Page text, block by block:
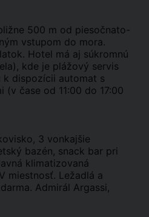
500 m od piesočnato-
vstupom do mora.
Hotel má aj súkromnú
kde je plážový servis
k dispozícii automat s
(v čase od 11:00 do 17:00
3 vonkajšie
bazén, snack bar pri
klimatizovaná
miestnosť. Ležadlá a
Admirál Argassi,